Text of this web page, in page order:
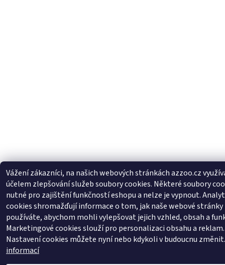
Vážení zákazníci, na našich webových stránkách azzoo.cz
účelem zlepšování služeb soubory cookies. Některé soubory
nutné pro zajištění funkčností eshopu a nelze je vypnout.
cookies shromažďují informace o tom, jak naše webové stránky
používáte, abychom mohli vylepšovat jejich vzhled, obsah a
Marketingové cookies slouží pro personalizaci obsahu a reklam.
Nastavení cookies můžete nyní nebo kdykoli v budoucnu
informací